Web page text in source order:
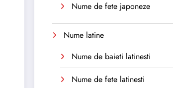
Nume de fete japoneze
Nume latine
Nume de baieti latinesti
Nume de fete latinesti